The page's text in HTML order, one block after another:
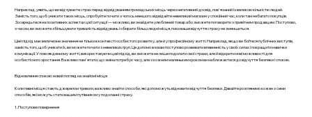
Наприклад, уявіть, що ви відчуваєте страх перед відвідуванням громадських місць через негативний досвід, пов'язаний із великою кількістю людей.
Замість того, щоб уникати таких місць, спробуйте почати з чогось меншого: відвідайте невеликий магазин у спокійний час, коли там небагато покупців.
Зосередьтеся на позитивних аспектах цієї ситуації — можливо, ви знайдете улюблений товар або зможете поговорити з привітним продавцем. Поступово,
з часом, ви зможете збільшувати тривалість відвідувань і обирати більш людні місця, поки ваше відчуття страху не зменшиться.
Цей підхід має величезне значення не тільки в контексті особистого розвитку, але й у професійному житті. Наприклад, якщо ви боїтеся публічних виступів,
замість того, щоб уникати їх, ви можете почати з невеликих груп. Це допоможе вам поступово розвивати впевненість у своїх силах і покращити навички
комунікації. У повсякденному житті, використовуючи цей підхід, ви зможете не лише подолати свої страхи, але й відкрити нові можливості для
особистісного зростання. Важливо пам'ятати, що зміна потребує часу, але з кожним маленьким кроком ви наближаєтеся до відчуття безпеки і спокою.
Відновлення спокою: новий погляд на знайомі місця
Коли певні місця стають джерелом тривоги, важливо знайти способи, які допоможуть відновити відчуття безпеки. Давайте розглянемо кожен з семи
способів, які можуть стати вашим путівником у подоланні страху.
1. Поступове повернення